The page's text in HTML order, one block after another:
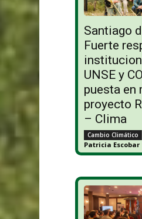
Santiago
Fuerte
UNSE y
puesta en
proyecto
– Clima
Cambio Climático
Patricia Escobar